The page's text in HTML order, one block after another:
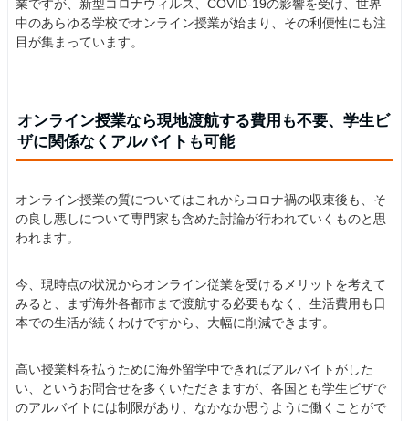
業ですが、新型コロナウィルス、COVID-19の影響を受け、世界
中のあらゆる学校でオンライン授業が始まり、その利便性にも注
目が集まっています。
オンライン授業なら現地渡航する費用も不要、学生ビ
ザに関係なくアルバイトも可能
オンライン授業の質についてはこれからコロナ禍の収束後も、そ
の良し悪しについて専門家も含めた討論が行われていくものと思
われます。
今、現時点の状況からオンライン従業を受けるメリットを考えて
みると、まず海外各都市まで渡航する必要もなく、生活費用も日
本での生活が続くわけですから、大幅に削減できます。
高い授業料を払うために海外留学中できればアルバイトがした
い、というお問合せを多くいただきますが、各国とも学生ビザで
のアルバイトには制限があり、なかなか思うように働くことがで